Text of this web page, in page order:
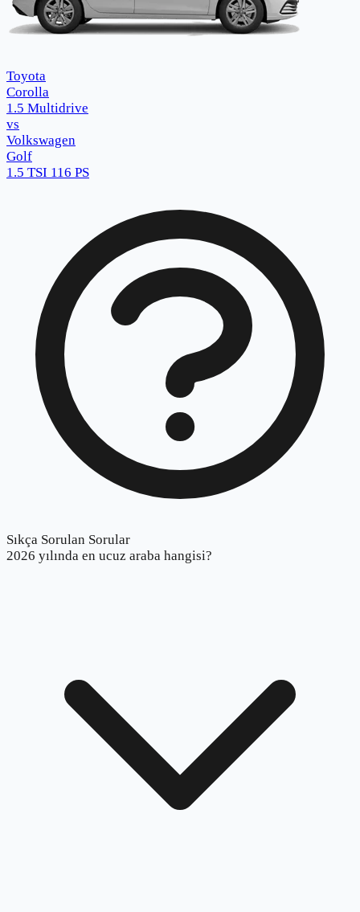
Toyota
Corolla
1.5 Multidrive
vs
Volkswagen
Golf
1.5 TSI 116 PS
Sıkça Sorulan Sorular
2026 yılında en ucuz araba hangisi?